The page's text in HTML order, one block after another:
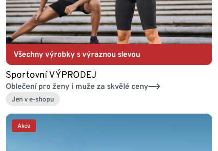
Všechny výrobky s výraznou slevou
Sportovní VÝPRODEJ
Oblečení pro ženy i muže za skvělé ceny
Jen v e-shopu
Akce